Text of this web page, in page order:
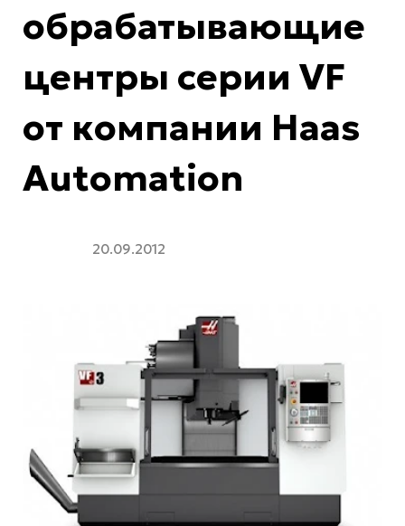
обрабатывающие
центры серии VF
от компании Haas
Automation
20.09.2012